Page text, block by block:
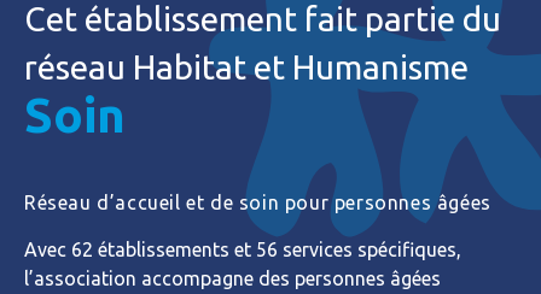
Cet établissement fait partie du
réseau Habitat et Humanisme
Soin
Réseau d’accueil et de soin pour personnes âgées
Avec 62 établissements et 56 services spécifiques,
l’association accompagne des personnes âgées